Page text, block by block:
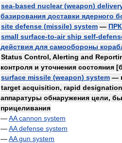
sea-based nuclear(weapon)
базирования доставки ядерного
site defense (missile) system — ПРК
small surface-to-air ship self-
действия для самообороны
Status Control, Alerting and
контроля и уточнения состояния [
surface missile (weapon) system —
target acquisition, rapid designation
аппаратуры обнаружения цели,
прицеливания
—AA cannon system
—AA defense system
—AA gun system